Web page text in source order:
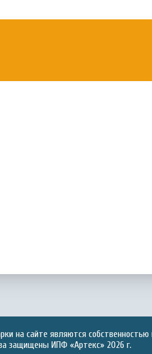
на сайте являются
защищены ИПФ «Артекс» 2026 г.